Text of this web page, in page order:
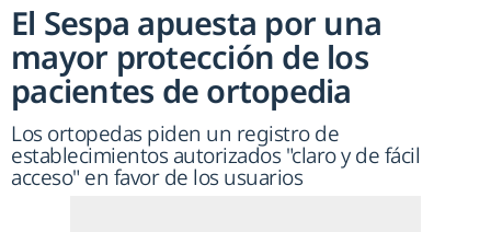
El Sespa apuesta por una
mayor protección de los
pacientes de ortopedia
Los ortopedas piden un registro de
establecimientos autorizados "claro y de fácil
acceso" en favor de los usuarios